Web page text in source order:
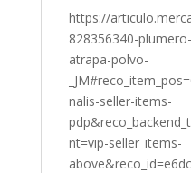
https://
828356340-
atrapa-polvo-
nalis-seller-items-
nt=vip-seller_items-